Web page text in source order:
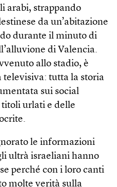
arabi, strappando
da un’abitazione
durante il minuto di
di Valencia.
allo stadio, è
televisiva: tutta la storia
sui social
urlati e delle
le informazioni
ultrà israeliani hanno
perché con i loro canti
molte verità sulla